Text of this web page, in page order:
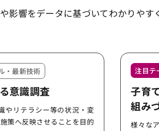
影響をデータに基づいてわかりやす
・最新技術
意識調査
やリテラシー等の状況・変
策へ反映させることを目的
注目テ
子育
組み
様々な